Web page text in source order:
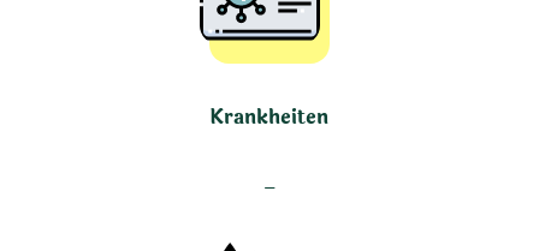
Krankheiten
–